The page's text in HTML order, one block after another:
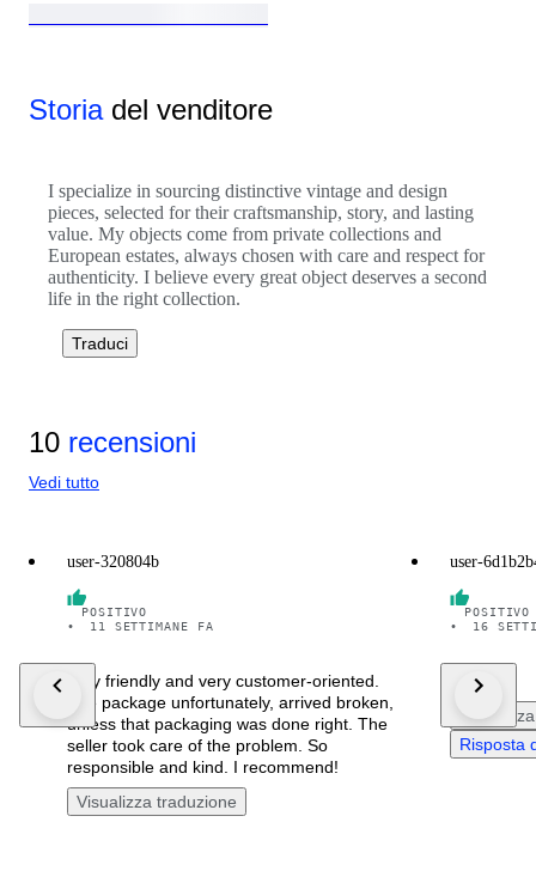
Storiadel venditore
I specialize in sourcing distinctive vintage and design
pieces, selected for their craftsmanship, story, and lasting
value. My objects come from private collections and
European estates, always chosen with care and respect for
authenticity. I believe every great object deserves a second
life in the right collection.
Traduci
10 recensioni
Vedi tutto
user-320804b
POSITIVO
•
11 SETTIMANE FA
Very friendly and very customer-oriented.
The package unfortunately, arrived broken,
unless that packaging was done right. The
seller took care of the problem. So
responsible and kind. I recommend!
Visualizza traduzione
user-
POSITIVO
•
16
perfect
Risposta